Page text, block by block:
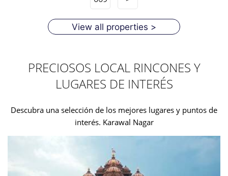
View all properties >
PRECIOSOS LOCAL RINCONES Y
LUGARES DE INTERÉS
Descubra una selección de los mejores lugares y puntos de
interés. Karawal Nagar